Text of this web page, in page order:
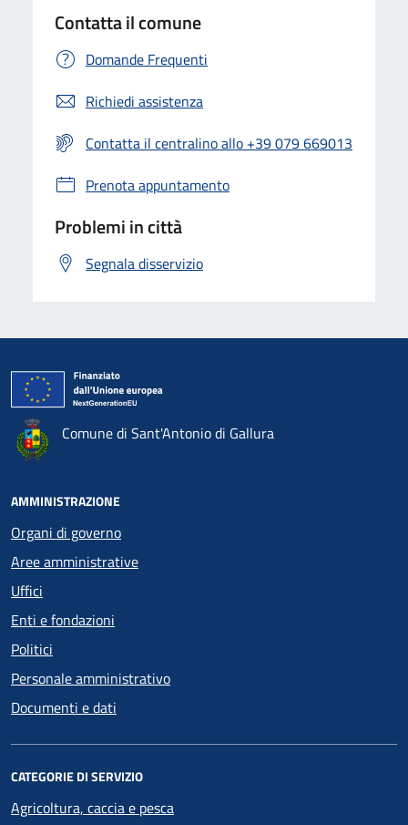
Contatta il comune
Domande Frequenti
Richiedi assistenza
Contatta il centralino allo +39 079 669013
Prenota appuntamento
Problemi in città
Segnala disservizio
Comune di Sant'Antonio di Gallura
AMMINISTRAZIONE
Organi di governo
Aree amministrative
Uffici
Enti e fondazioni
Politici
Personale amministrativo
Documenti e dati
CATEGORIE DI SERVIZIO
Agricoltura, caccia e pesca